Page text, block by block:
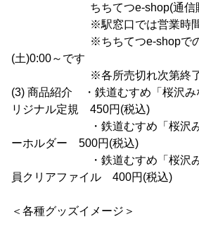
ちちてつe-shop(通信
※駅窓口では営業時間内
※ちちてつe-shopでの販
(土)0:00～です
※各所売切れ次第終
(3) 商品紹介 ・鉄道むすめ「桜沢み
リジナル定規 450円(税込)
・鉄道むすめ「桜沢みな
ーホルダー 500円(税込)
・鉄道むすめ「桜沢みな
員クリアファイル 400円(税込)
＜各種グッズイメージ＞